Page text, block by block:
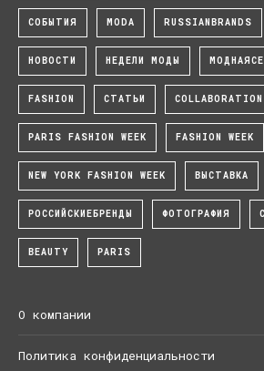
СОБЫТИЯ MODA RUSSIANBRANDS
НОВОСТИ НЕДЕЛИ МОДЫ
FASHION СТАТЬИ COLLABORATION
PARIS FASHION WEEK FASHION WEEK
NEW YORK FASHION WEEK ВЫСТАВКА
РОССИЙСКИЕБРЕНДЫ ФОТОГРАФИЯ
BEAUTY PARIS
О компании
Политика конфиденциальности